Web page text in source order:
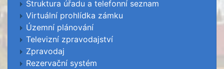
Struktura úřadu a telefonní seznam
Virtuální prohlídka zámku
Územní plánování
Televizní zpravodajství
Zpravodaj
Rezervační systém